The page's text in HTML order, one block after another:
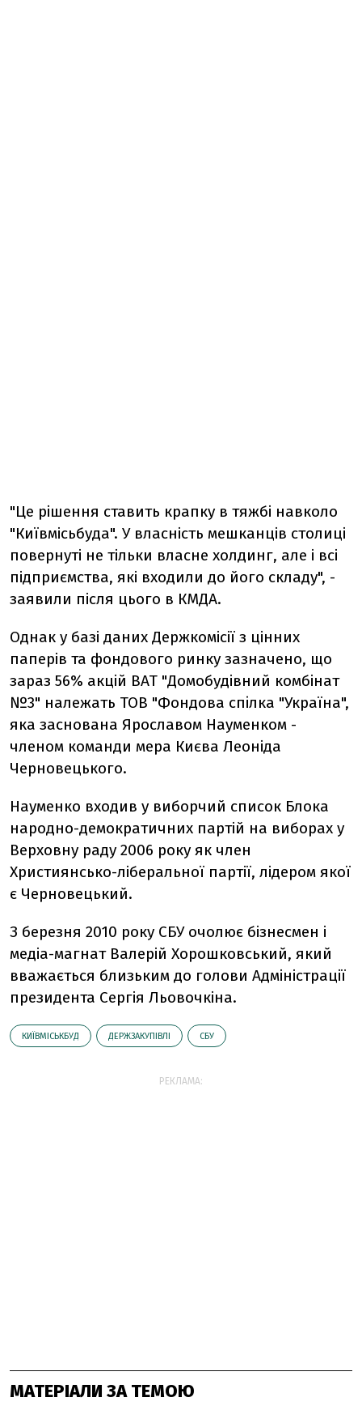
"Це рішення ставить крапку в тяжбі навколо
"Київмісьбуда". У власність мешканців столиці
повернуті не тільки власне холдинг, але і всі
підприємства, які входили до його складу", -
заявили після цього в КМДА.
Однак у базі даних Держкомісії з цінних
паперів та фондового ринку зазначено, що
зараз 56% акцій ВАТ "Домобудівний комбінат
№3" належать ТОВ "Фондова спiлка "Україна",
яка заснована Ярославом Науменком -
членом команди мера Києва Леоніда
Черновецького.
Науменко входив у виборчий список Блока
народно-демократичних партій на виборах у
Верховну раду 2006 року як член
Християнсько-ліберальної партії, лідером якої
є Черновецький.
З березня 2010 року СБУ очолює бізнесмен і
медіа-магнат Валерій Хорошковський, який
вважається близьким до голови Адміністрації
президента Сергія Льовочкіна.
КИЇВМІСЬКБУД ДЕРЖЗАКУПІВЛІ СБУ
РЕКЛАМА:
МАТЕРІАЛИ ЗА ТЕМОЮ